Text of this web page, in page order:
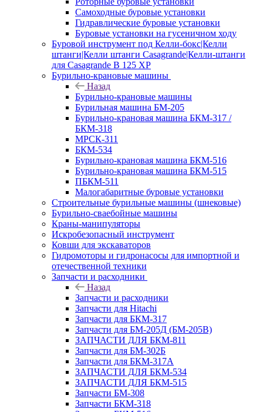
Самоходные буровые установки
Гидравлические буровые установки
Буровые установки на гусеничном ходу
Буровой инструмент под Келли-бокс|Келли
штанги|Келли штанги Casagrande|Келли-штанги
для Casagrande B 125 XP
Бурильно-крановые машины
Назад
Бурильно-крановые машины
Бурильная машина БМ-205
Бурильно-крановая машина БКМ-317 /
БКМ-318
МРСК-311
БКМ-534
Бурильно-крановая машина БКМ-516
Бурильно-крановая машина БКМ-515
ПБКМ-511
Малогабаритные буровые установки
Строительные бурильные машины (шнековые)
Бурильно-сваебойные машины
Краны-манипуляторы
Искробезопасный инструмент
Ковши для экскаваторов
Гидромоторы и гидронасосы для импортной и
отечественной техники
Запчасти и расходники
Назад
Запчасти и расходники
Запчасти для Hitachi
Запчасти для БКМ-317
Запчасти для БМ-205Д (БМ-205В)
ЗАПЧАСТИ ДЛЯ БКМ-811
Запчасти для БМ-302Б
Запчасти для БКМ-317А
ЗАПЧАСТИ ДЛЯ БКМ-534
ЗАПЧАСТИ ДЛЯ БКМ-515
Запчасти БМ-308
Запчасти БКМ-318